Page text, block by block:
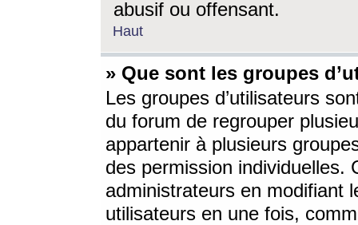
abusif ou offensant.
Haut
» Que sont les groupes
Les groupes d’utilisateurs
du forum de regrouper
appartenir à plusieurs
des permission individuelles.
administrateurs en modifiant
utilisateurs en une fois,